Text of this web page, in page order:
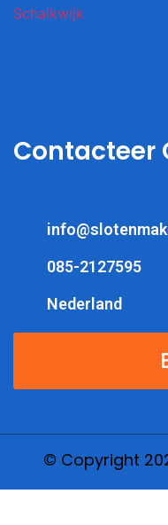
Contacteer
085-2127595
Nederland
© Copyright